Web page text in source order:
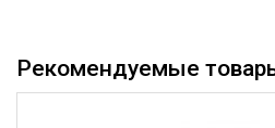
Рекомендуемые